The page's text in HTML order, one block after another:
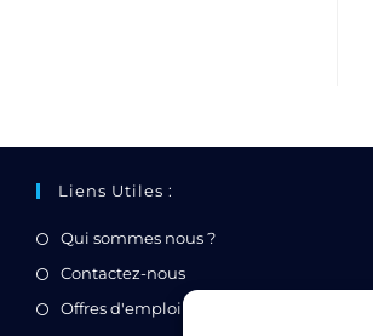
Liens Utiles :
Qui sommes nous ?
Contactez-nous
Offres d'emploi